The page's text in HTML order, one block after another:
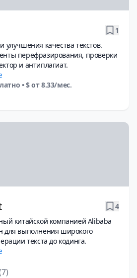
1
улучшения качества текстов.
перефразирования, проверки
и антиплагиат.
• $ от 8.33/мес.
4
китайской компанией Alibaba
для выполнения широкого
текста до кодинга.